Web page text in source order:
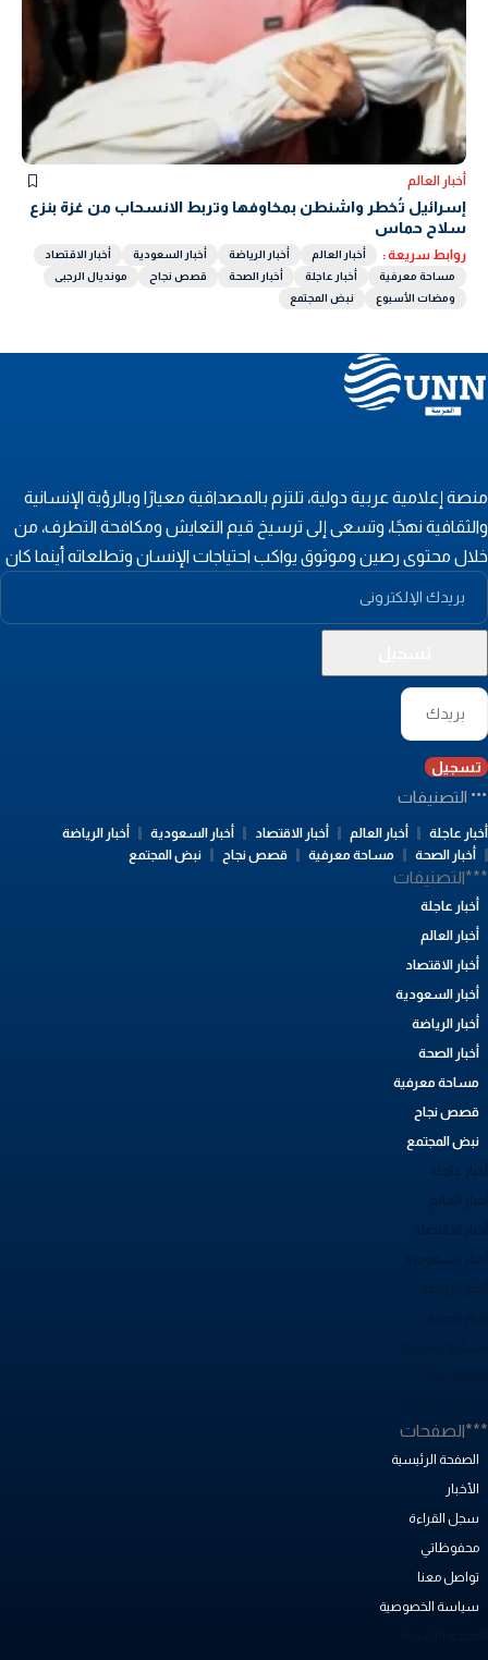
أخبار العالم
إسرائيل تُخطر واشنطن بمخاوفها وتربط الانسحاب من غزة بنزع
سلاح حماس
روابط سريعة : أخبار العالم أخبار الرياضة أخبار السعودية
أخبار الاقتصاد
مساحة معرفية
أخبار عاجلة أخبار الصحة قصص نجاح
مونديال الرجبى
ومضات الأسبوع
نبض المجتمع
إعلامية عربية دولية، تلتزم بالمصداقية معيارًا وبالرؤية الإنسانية
نهجًا، وتسعى إلى ترسيخ قيم التعايش ومكافحة التطرف، من
محتوى رصين وموثوق يواكب احتياجات الإنسان وتطلعاته أينما كان
تسجيل
التصنيفات
عاجلة أخبار العالم أخبار الاقتصاد أخبار السعودية
أخبار الرياضة
أخبار الصحة
مساحة معرفية قصص نجاح نبض المجتمع
أخبار عاجلة
أخبار العالم
أخبار الاقتصاد
أخبار السعودية
أخبار الرياضة
أخبار الصحة
مساحة معرفية
قصص نجاح
نبض المجتمع
عاجلة
العالم
الاقتصاد
الصفحة الرئيسية
الأخبار
سجل القراءة
محفوظاتي
تواصل معنا
سياسة الخصوصية